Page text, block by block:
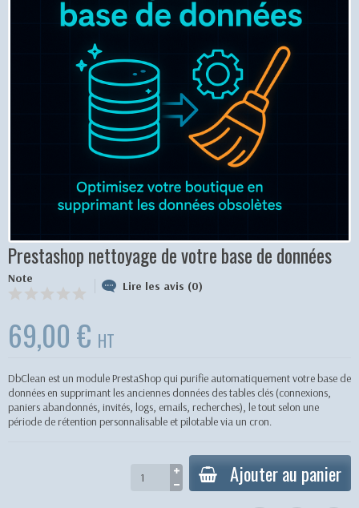
Prestashop nettoyage de votre base de données
Note
Lire les avis (0)
69,00 € HT
DbClean est un module PrestaShop qui purifie automatiquement votre base de
données en supprimant les anciennes données des tables clés (connexions,
paniers abandonnés, invités, logs, emails, recherches), le tout selon une
période de rétention personnalisable et pilotable via un cron.
Ajouter au panier